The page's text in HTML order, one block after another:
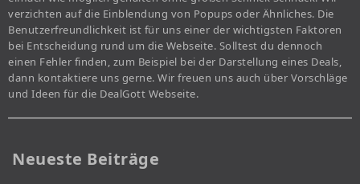
verzichten auf die Einblendung von Popups oder Ähnliches. Die
Benutzerfreundlichkeit ist für uns einer der wichtigsten Faktoren
bei Entscheidung rund um die Webseite. Solltest du dennoch
einen Fehler finden, zum Beispiel bei der Darstellung eines Deals,
dann kontaktiere uns gerne. Wir freuen uns auch über Vorschläge
und Ideen für die DealGott Webseite.
Neueste Beiträge